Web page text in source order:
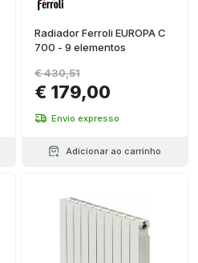
Radiador Ferroli EUROPA C
700 - 9 elementos
€ 179,00
€ 430,51
Envio expresso
Adicionar ao carrinho